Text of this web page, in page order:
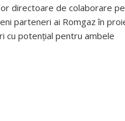
directoare de colaborare
parteneri ai Romgaz în
cu potenţial pentru ambele